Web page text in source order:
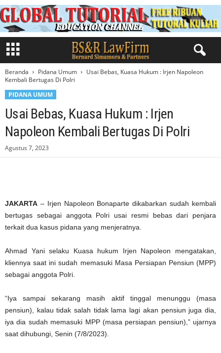
Beranda Pidana Umum
Usai Bebas, Kuasa Hukum : Irjen Napoleon
Kembali Bertugas Di Polri
PIDANA UMUM
Usai Bebas, Kuasa Hukum : Irjen
Napoleon Kembali Bertugas Di Polri
Agustus 7, 2023
JAKARTA – Irjen Napoleon Bonaparte dikabarkan sudah kembali
bertugas sebagai anggota Polri usai resmi bebas dari penjara
terkait dua kasus pidana yang menjeratnya.
Ahmad Yani selaku Kuasa hukum Irjen Napoleon mengatakan,
kliennya saat ini sudah memasuki Masa Persiapan Pensiun (MPP)
sebagai anggota Polri.
“Iya sampai sekarang masih aktif tinggal menunggu (masa
pensiun), kalau tidak salah tidak lama lagi akan pensiun juga dia,
iya dia sudah memasuki MPP (masa persiapan pensiun),” ujarnya
saat dihubungi, Senin (7/8/2023).